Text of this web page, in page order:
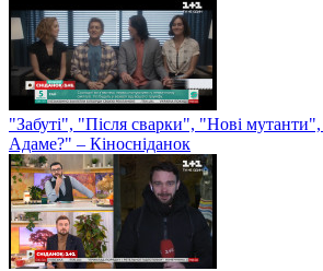
"Забуті", "Після сварки", "Нові
Адаме?" – Кіносніданок